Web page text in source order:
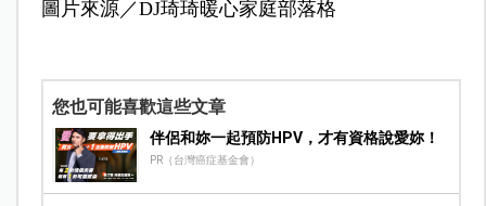
圖片來源／DJ琦琦暖心家庭部落格
您也可能喜歡這些文章
伴侶和妳一起預防HPV，才有資格說愛妳！
PR（台灣癌症基金會）